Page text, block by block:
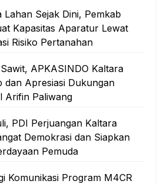
Lahan Sejak Dini, Pemkab
Kapasitas Aparatur Lewat
Risiko Pertanahan
APKASINDO Kaltara
dan Apresiasi Dukungan
Arifin Paliwang
PDI Perjuangan Kaltara
Demokrasi dan Siapkan
Pemuda
Komunikasi Program M4CR